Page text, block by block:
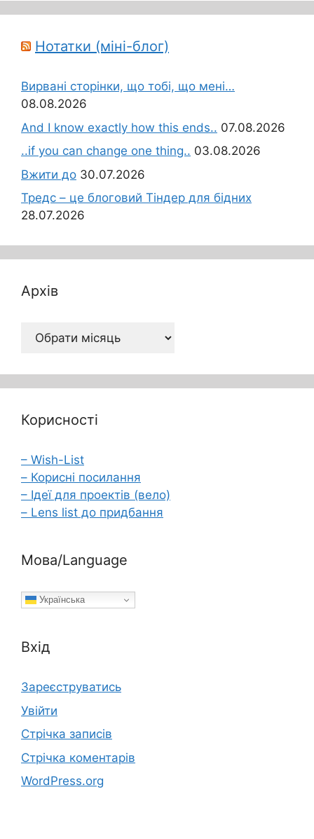
Нотатки (міні-блог)
Вирвані сторінки, що тобі, що мені…
08.08.2026
And I know exactly how this ends.. 07.08.2026
..if you can change one thing.. 03.08.2026
Вжити до 30.07.2026
Тредс – це блоговий Тіндер для бідних
28.07.2026
Архів
Архів
Корисності
– Wish-List
– Корисні посилання
– Ідеї для проектів (вело)
– Lens list до придбання
Мова/Language
Українська
Вхід
Зареєструватись
Увійти
Стрічка записів
Стрічка коментарів
WordPress.org